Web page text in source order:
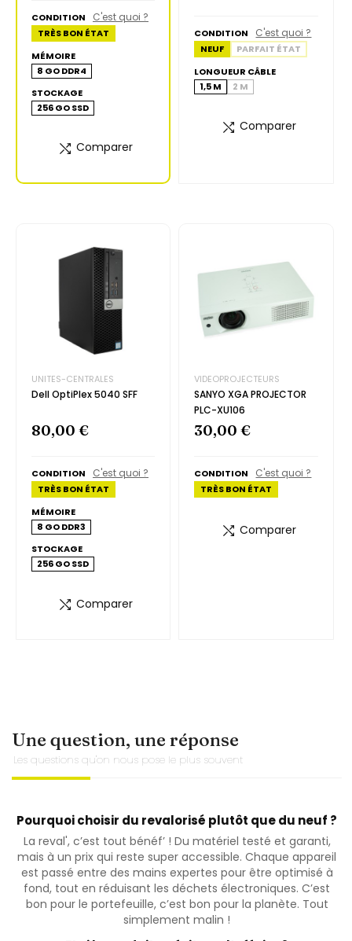
CONDITION C'est quoi ?
TRÈS BON ÉTAT
MÉMOIRE
8 GO DDR4
STOCKAGE
256 GO SSD
Comparer
CONDITION C'est quoi ?
NEUF
PARFAIT ÉTAT
LONGUEUR CÂBLE
1,5 M
2 M
Comparer
UNITES-CENTRALES
Dell OptiPlex 5040 SFF
80,00 €
CONDITION C'est quoi ?
TRÈS BON ÉTAT
MÉMOIRE
8 GO DDR3
STOCKAGE
256 GO SSD
Comparer
VIDEOPROJECTEURS
SANYO XGA PROJECTOR
PLC-XU106
30,00 €
CONDITION C'est quoi ?
TRÈS BON ÉTAT
Comparer
Une question, une réponse
Les questions qu'on nous pose le plus souvent
Pourquoi choisir du revalorisé plutôt que du neuf ?
La reval', c’est tout bénéf’ ! Du matériel testé et garanti,
mais à un prix qui reste super accessible. Chaque appareil
est passé entre des mains expertes pour être optimisé à
fond, tout en réduisant les déchets électroniques. C’est
bon pour le portefeuille, c’est bon pour la planète. Tout
simplement malin !